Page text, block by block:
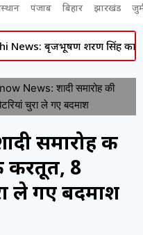
पंजाब बिहार झारखंड
बृजभूषण शरण सिंह का बड़ा
News: शादी समारोह की
चुरा ले गए बदमाश
समारोह की
करतूत, 8
ले गए बदमाश